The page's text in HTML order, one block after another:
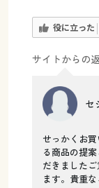
役に立った
サイトからの
セ
せっかくお
る商品の提
だきました
ます。貴重